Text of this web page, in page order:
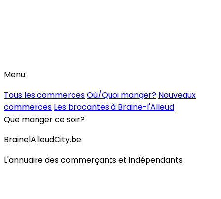
Menu
Tous les commercesOù/Quoi manger? Nouveaux
commerces Les brocantes à Braine-l'Alleud
Que manger ce soir?
BrainelAlleudCity.be
L'annuaire des commerçants et indépendants